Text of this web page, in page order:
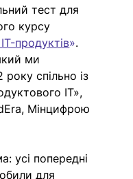
тест для
курсу
продуктів».
ми
спільно із
IT»,
Мінцифрою
усі попередні
для